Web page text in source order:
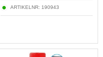
ARTIKELNR: 190943